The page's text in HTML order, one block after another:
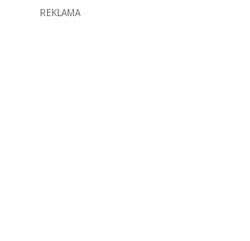
REKLAMA